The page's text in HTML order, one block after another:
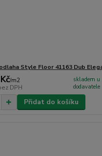
Style Floor 41163 Dub
/m2
DPH
skladem u
dodavatele
Přidat do košíku